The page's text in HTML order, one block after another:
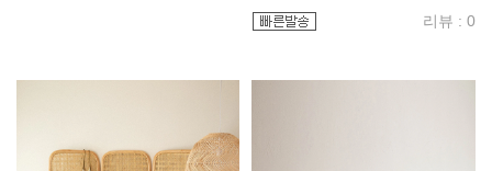
리뷰 : 0